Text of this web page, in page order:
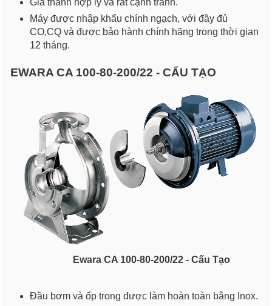
Máy được nhập khẩu chính ngạch, với đầy đủ
CO,CQ và được bảo hành chính hãng trong thời gian
12 tháng.
EWARA CA 100-80-200/22 - CẤU TẠO
Ewara CA 100-80-200/22 - Cấu Tạo
Đầu bơm và ốp trong được làm hoàn toàn bằng Inox.